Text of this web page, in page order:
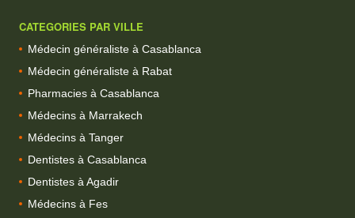
CATEGORIES PAR VILLE
Médecin généraliste à Casablanca
Médecin généraliste à Rabat
Pharmacies à Casablanca
Médecins à Marrakech
Médecins à Tanger
Dentistes à Casablanca
Dentistes à Agadir
Médecins à Fes